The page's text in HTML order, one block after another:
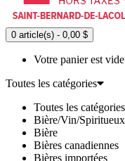
0 article(s) - 0,00 $
Votre panier est
Toutes les catégories
Toutes les catégories
Bière/Vin/Spiritueux
Bière
Bières canadiennes
Bières importées